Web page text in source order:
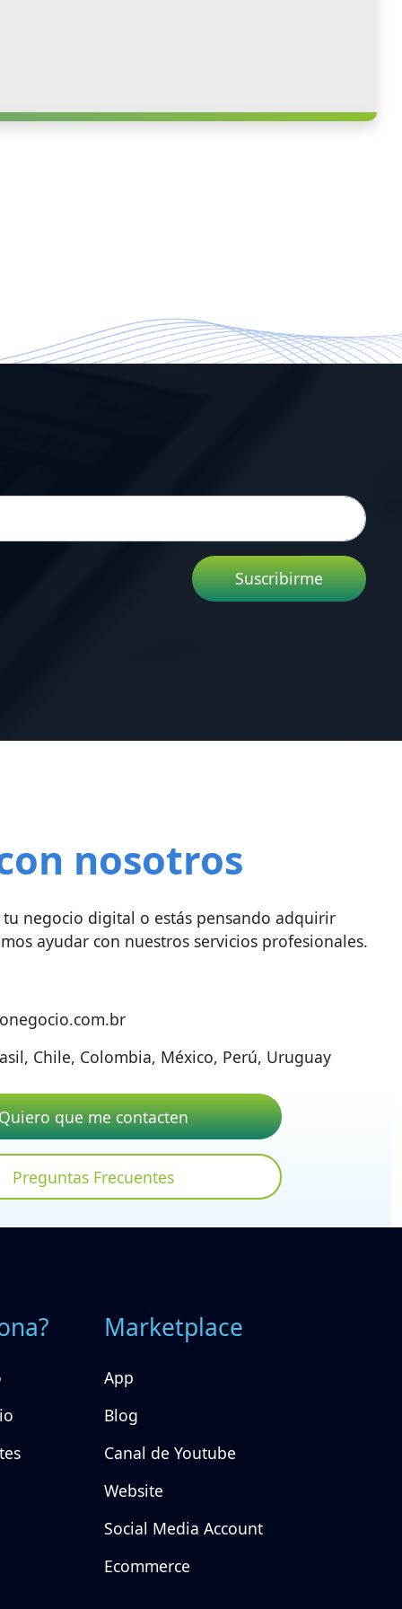
Suscribirme
nosotros
tu negocio digital o estás pensando adquirir
ayudar con nuestros servicios profesionales.
Chile, Colombia, México, Perú, Uruguay
que me contacten
Preguntas Frecuentes
Marketplace
App
Blog
Canal de Youtube
Website
Social Media Account
Ecommerce